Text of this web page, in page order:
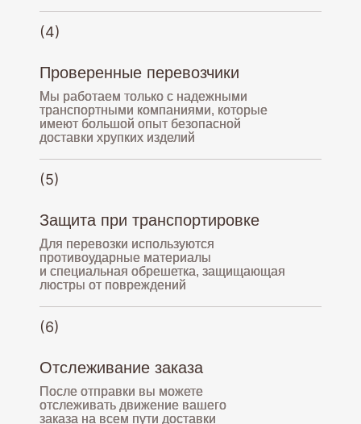
После отправки вы можете
отслеживать движение вашего
заказа на всем пути доставки
Для перевозки используются
противоударные материалы
и специальная обрешетка, защищающая
люстры от повреждений
Мы работаем только с надежными
транспортными компаниями, которые
имеют большой опыт безопасной
доставки хрупких изделий
Отслеживание заказа
Защита при транспортировке
Проверенные перевозчики
(6)
(5)
(4)
Доставляем
по всей России
osvetokov@yandex.ru
9.00-21.00 (МСК)
+7(903)347-10-56